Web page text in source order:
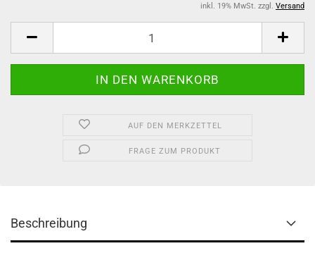
inkl. 19% MwSt. zzgl. Versand
AUF DEN MERKZETTEL
FRAGE ZUM PRODUKT
Beschreibung